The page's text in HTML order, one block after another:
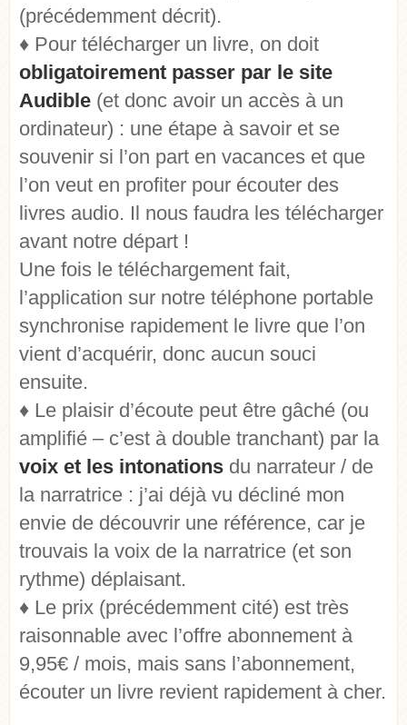
(précédemment décrit).
♦ Pour télécharger un livre, on doit
obligatoirement passer par le site
Audible (et donc avoir un accès à un
ordinateur) : une étape à savoir et se
souvenir si l’on part en vacances et que
l’on veut en profiter pour écouter des
livres audio. Il nous faudra les télécharger
avant notre départ !
Une fois le téléchargement fait,
l’application sur notre téléphone portable
synchronise rapidement le livre que l’on
vient d’acquérir, donc aucun souci
ensuite.
♦ Le plaisir d’écoute peut être gâché (ou
amplifié – c’est à double tranchant) par la
voix et les intonations du narrateur / de
la narratrice : j’ai déjà vu décliné mon
envie de découvrir une référence, car je
trouvais la voix de la narratrice (et son
rythme) déplaisant.
♦ Le prix (précédemment cité) est très
raisonnable avec l’offre abonnement à
9,95€ / mois, mais sans l’abonnement,
écouter un livre revient rapidement à cher.